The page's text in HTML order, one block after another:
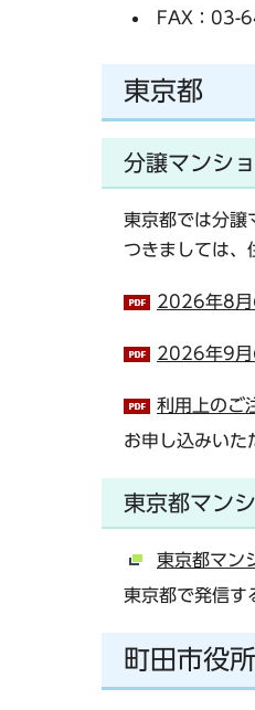
FAX：03-
東京都
分譲マンシ
東京都では分譲
つきましては、
2026年8月
2026年9月
利用上のご
お申し込みいた
東京都マン
東京都マン
東京都で発信す
町田市役